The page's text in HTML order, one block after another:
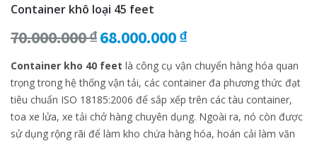
Container khô loại 45 feet
70.000.000₫Giá
gốc
là:
70.000.000 ₫.
68.000.000₫Giá
hiện
tại
là:
68.000.000 ₫.
Container kho 40 feet là công cụ vận chuyển hàng hóa quan
trọng trong hệ thống vận tải, các container đa phương thức đạt
tiêu chuẩn ISO 18185:2006 để sắp xếp trên các tàu container,
toa xe lửa, xe tải chở hàng chuyên dụng. Ngoài ra, nó còn được
sử dụng rộng rãi để làm kho chứa hàng hóa, hoán cải làm văn